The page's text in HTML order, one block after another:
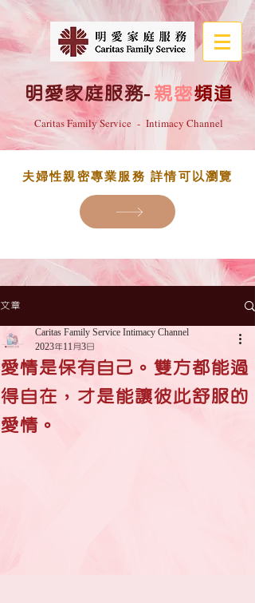
明愛家庭服務- 親密頻道
Caritas Family Service - Intimacy Channel
夫婦性親密專業服務 詳情可以瀏覽
文章
愛情是保有自己。雙方都能過
得自在，才是能讓彼此舒服的
愛情。
Caritas Family Service Intimacy Channel
2023年11月3日